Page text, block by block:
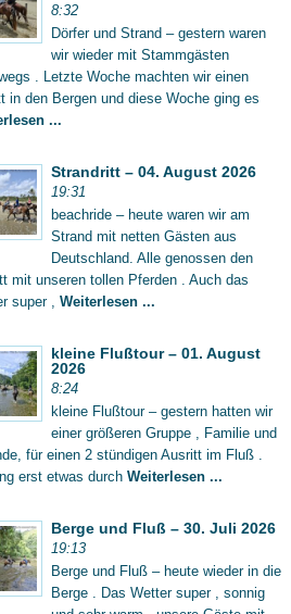
8:32
Dörfer und Strand – gestern waren
wir wieder mit Stammgästen
. Letzte Woche machten wir einen
in den Bergen und diese Woche ging es
...
Strandritt – 04. August 2026
19:31
beachride – heute waren wir am
Strand mit netten Gästen aus
Deutschland. Alle genossen den
mit unseren tollen Pferden . Auch das
super , Weiterlesen ...
kleine Flußtour – 01. August
2026
8:24
kleine Flußtour – gestern hatten wir
einer größeren Gruppe , Familie und
für einen 2 stündigen Ausritt im Fluß .
erst etwas durch Weiterlesen ...
Berge und Fluß – 30. Juli 2026
19:13
Berge und Fluß – heute wieder in die
Berge . Das Wetter super , sonnig